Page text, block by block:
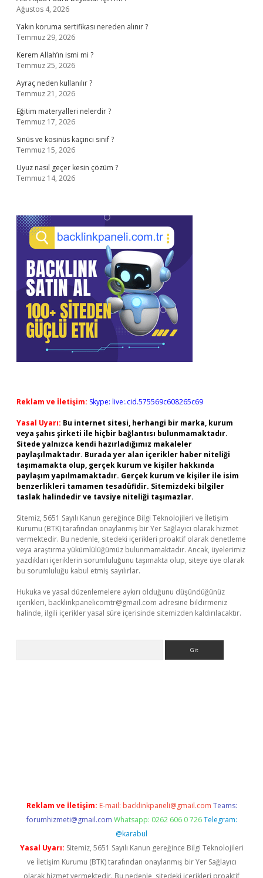
Ağustos 4, 2026
Yakın koruma sertifikası nereden alınır ?
Temmuz 29, 2026
Kerem Allah’ın ismi mi ?
Temmuz 25, 2026
Ayraç neden kullanılır ?
Temmuz 21, 2026
Eğitim materyalleri nelerdir ?
Temmuz 17, 2026
Sinüs ve kosinüs kaçıncı sınıf ?
Temmuz 15, 2026
Uyuz nasıl geçer kesin çözüm ?
Temmuz 14, 2026
Reklam ve İletişim: Skype: live:.cid.575569c608265c69
Yasal Uyarı: Bu internet sitesi, herhangi bir marka, kurum
veya şahıs şirketi ile hiçbir bağlantısı bulunmamaktadır.
Sitede yalnızca kendi hazırladığımız makaleler
paylaşılmaktadır. Burada yer alan içerikler haber niteliği
taşımamakta olup, gerçek kurum ve kişiler hakkında
paylaşım yapılmamaktadır. Gerçek kurum ve kişiler ile isim
benzerlikleri tamamen tesadüfidir. Sitemizdeki bilgiler
taslak halindedir ve tavsiye niteliği taşımazlar.
Sitemiz, 5651 Sayılı Kanun gereğince Bilgi Teknolojileri ve İletişim
Kurumu (BTK) tarafından onaylanmış bir Yer Sağlayıcı olarak hizmet
vermektedir. Bu nedenle, sitedeki içerikleri proaktif olarak denetleme
veya araştırma yükümlülüğümüz bulunmamaktadır. Ancak, üyelerimiz
yazdıkları içeriklerin sorumluluğunu taşımakta olup, siteye üye olarak
bu sorumluluğu kabul etmiş sayılırlar.
Hukuka ve yasal düzenlemelere aykırı olduğunu düşündüğünüz
içerikleri, backlinkpanelicomtr@gmail.com adresine bildirmeniz
halinde, ilgili içerikler yasal süre içerisinde sitemizden kaldırılacaktır.
Reklam ve İletişim: E-mail: backlinkpaneli@gmail.com Teams:
forumhizmeti@gmail.com Whatsapp: 0262 606 0 726 Telegram:
@karabul
Yasal Uyarı: Sitemiz, 5651 Sayılı Kanun gereğince Bilgi Teknolojileri
ve İletişim Kurumu (BTK) tarafından onaylanmış bir Yer Sağlayıcı
olarak hizmet vermektedir. Bu nedenle, sitedeki içerikleri proaktif